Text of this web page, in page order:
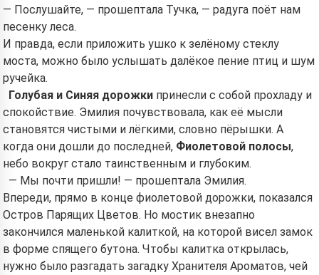
— Послушайте, — прошептала Тучка, — радуга поёт нам
песенку леса.
И правда, если приложить ушко к зелёному стеклу
моста, можно было услышать далёкое пение птиц и шум
ручейка.
Голубая и Синяя дорожки принесли с собой прохладу и
спокойствие. Эмилия почувствовала, как её мысли
становятся чистыми и лёгкими, словно пёрышки. А
когда они дошли до последней, Фиолетовой полосы,
небо вокруг стало таинственным и глубоким.
— Мы почти пришли! — прошептала Эмилия.
Впереди, прямо в конце фиолетовой дорожки, показался
Остров Парящих Цветов. Но мостик внезапно
закончился маленькой калиткой, на которой висел замок
в форме спящего бутона. Чтобы калитка открылась,
нужно было разгадать загадку Хранителя Ароматов, чей